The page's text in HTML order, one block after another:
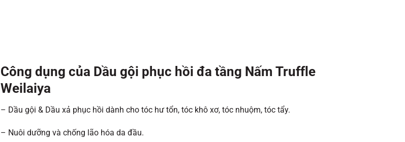
Công dụng của Dầu gội phục hồi đa tầng Nấm Truffle
Weilaiya
– Dầu gội & Dầu xả phục hồi dành cho tóc hư tổn, tóc khô xơ, tóc nhuộm, tóc tẩy.
– Nuôi dưỡng và chống lão hóa da đầu.